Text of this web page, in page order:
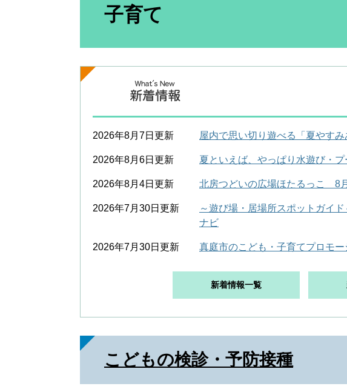
子育て
2026年8月7日更新 屋内で思い切り遊べる「夏やすみ
2026年8月6日更新 夏といえば、やっぱり水遊び・プ
2026年8月4日更新 北房つどいの広場ほたるっこ 8
2026年7月30日更新
～遊び場・居場所スポットガイ
ナビ
2026年7月30日更新 真庭市のこども・子育てプロモー
新着情報一覧
こどもの検診・予防接種